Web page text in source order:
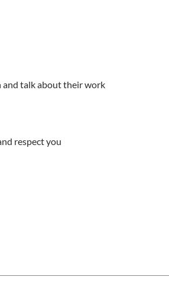
talk about their work
respect you